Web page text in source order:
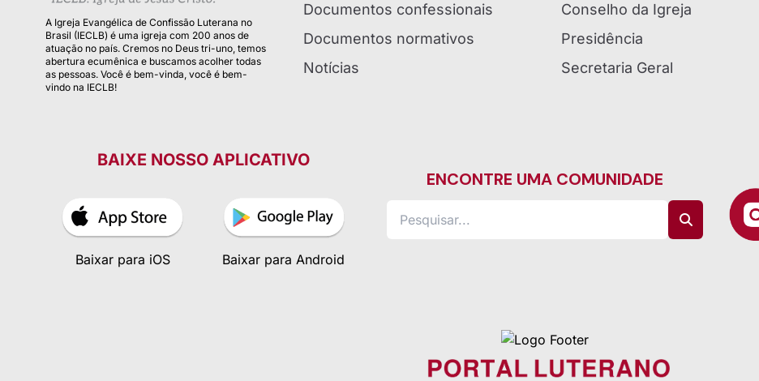
A Igreja Evangélica de Confissão Luterana no
Brasil (IECLB) é uma igreja com 200 anos de
atuação no país. Cremos no Deus tri-uno, temos
abertura ecumênica e buscamos acolher todas
as pessoas. Você é bem-vinda, você é bem-
vindo na IECLB!
Documentos confessionais
Documentos normativos
Notícias
Conselho da Igreja
Presidência
Secretaria Geral
BAIXE NOSSO APLICATIVO
Baixar para iOS Baixar para Android
ENCONTRE UMA COMUNIDADE